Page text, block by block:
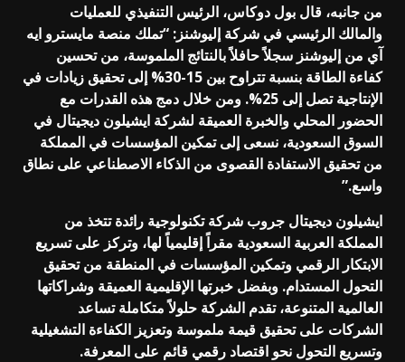
من جانبه، قال بول دوكاس، الرئيس التنفيذي للعمليات
والمالك الرئيسي في شركة إليوشنز: “تملك منصة مايسترو ايه
آي من إليوشنز سجلاً حافلاً بالنتائج الملموسة، من تحسين
كفاءة الطاقة بنسبة تتراوح بين 15-30% إلى تحقيق زيادات في
الإنتاجية تصل إلى 25%. ومن خلال دمج هذه القدرات مع
الحضور المحلي والخبرة العميقة لشركة ايشيلون ديجيتال في
السوق السعودية، نسعى إلى تمكين المؤسسات في المملكة
من تحقيق الاستفادة القصوى من الذكاء الاصطناعي على نطاق
واسع.”
ايشيلون ديجيتال جروب شركة تكنولوجية رائدة تتخذ من
المملكة العربية السعودية مقراً إقليمياً لها، وتركز على تسريع
الابتكار الرقمي وتمكين المؤسسات في المنطقة من تحقيق
التحول المستدام. وبفضل خبرتها الإقليمية العميقة وشراكاتها
العالمية المتنوعة، تقدم الشركة حلولاً متكاملة تساعد
الشركات على تحقيق قيمة ملموسة وتعزيز الكفاءة التشغيلية
وتسريع التحول نحو اقتصاد رقمي قائم على المعرفة.